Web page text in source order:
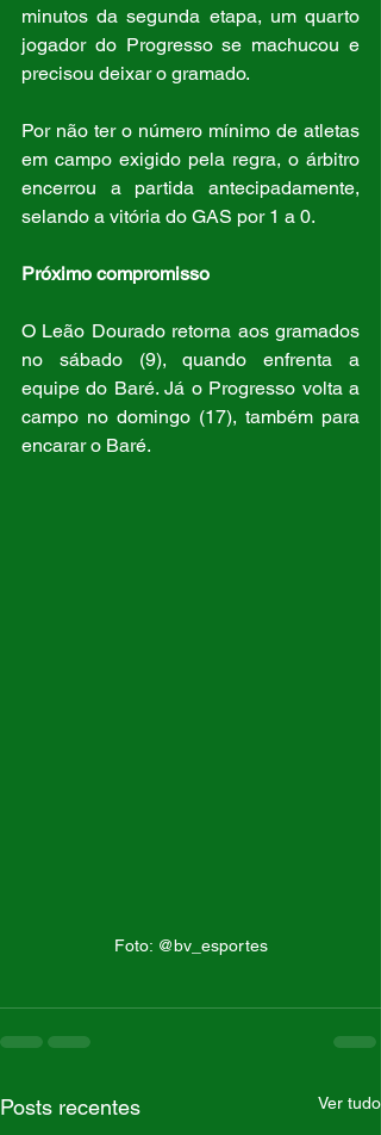
minutos da segunda etapa, um quarto
jogador do Progresso se machucou e
precisou deixar o gramado.
Por não ter o número mínimo de atletas
em campo exigido pela regra, o árbitro
encerrou a partida antecipadamente,
selando a vitória do GAS por 1 a 0.
Próximo compromisso
O Leão Dourado retorna aos gramados
no sábado (9), quando enfrenta a
equipe do Baré. Já o Progresso volta a
campo no domingo (17), também para
encarar o Baré.
Foto: @bv_esportes
Posts recentes Ver tudo